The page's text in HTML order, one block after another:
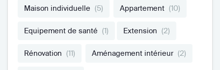
Maison individuelle (5) Appartement (10)
Equipement de santé (1) Extension (2)
Rénovation (11) Aménagement intérieur (2)